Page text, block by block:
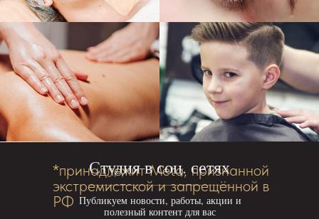
*принадлежит Meta, признанной
экстремистской и запрещённой в
РФ Публикуем новости, работы, акции и
полезный контент для вас
Студия в соц. сетях